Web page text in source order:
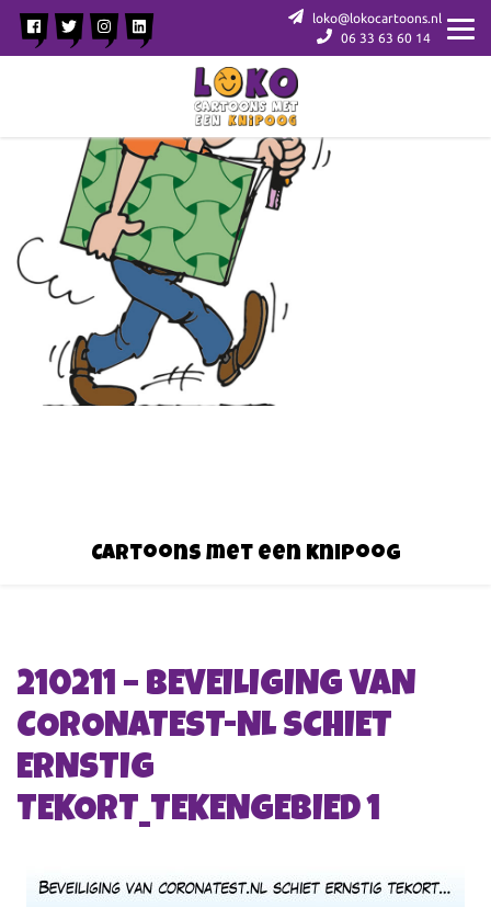
loko@lokocartoons.nl
06 33 63 60 14
Cartoons met een knipoog
210211 – BEVEILIGING VAN
CORONATEST-NL SCHIET
ERNSTIG
TEKORT_TEKENGEBIED 1